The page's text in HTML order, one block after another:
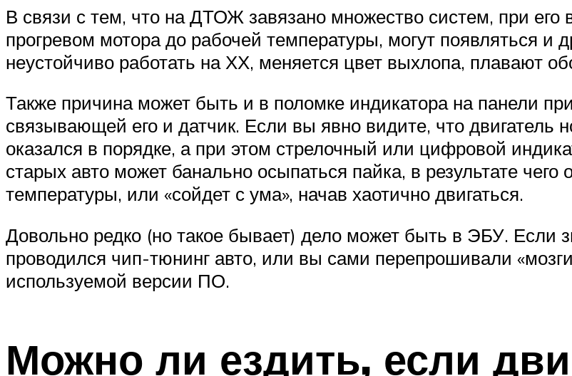
В связи с тем, что на ДТОЖ завязано множество систем, при
прогревом мотора до рабочей температуры, могут появляться и
неустойчиво работать на ХХ, меняется цвет выхлопа, плавают
Также причина может быть и в поломке индикатора на панели
связывающей его и датчик. Если вы явно видите, что
оказался в порядке, а при этом стрелочный или цифровой
старых авто может банально осыпаться пайка, в результате чего
температуры, или «сойдет с ума», начав хаотично двигаться.
Довольно редко (но такое бывает) дело может быть в ЭБУ. Если
проводился чип-тюнинг авто, или вы сами перепрошивали
используемой версии ПО.
Можно ли ездить, если